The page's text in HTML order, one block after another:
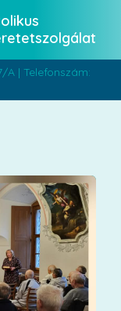
A | Telefonszám: